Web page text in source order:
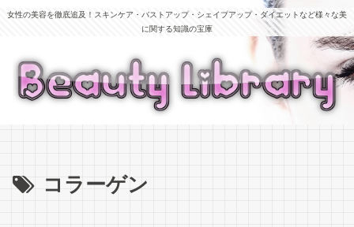
女性の美容を徹底追及！スキンケア・バストアップ・シェイプアップ・ダイエットなど様々な美
に関する知識の宝庫
コラーゲン